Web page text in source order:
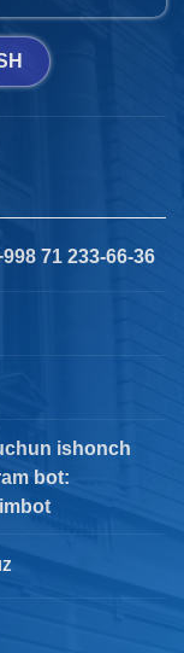
71 233-66-36
ishonch
bot: